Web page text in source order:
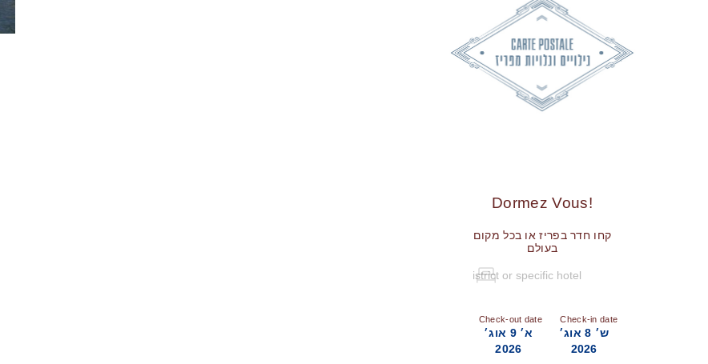
!Dormez Vous
קחו חדר בפריז או בכל מקום
בעולם
Check-in date
ש׳ 8 אוג׳
2026
Check-out date
א׳ 9 אוג׳
2026